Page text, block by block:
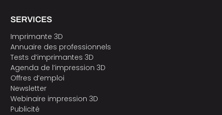
SERVICES
Imprimante 3D
Annuaire des professionnels
Tests d’imprimantes 3D
Agenda de l’impression 3D
Offres d’emploi
Newsletter
Webinaire impression 3D
Publicité